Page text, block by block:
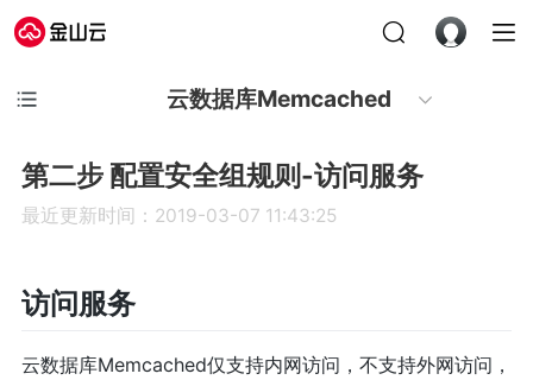
云数据库Memcached
第二步 配置安全组规则-访问服务
最近更新时间：2019-03-07 11:43:25
访问服务
云数据库Memcached仅支持内网访问，不支持外网访问，